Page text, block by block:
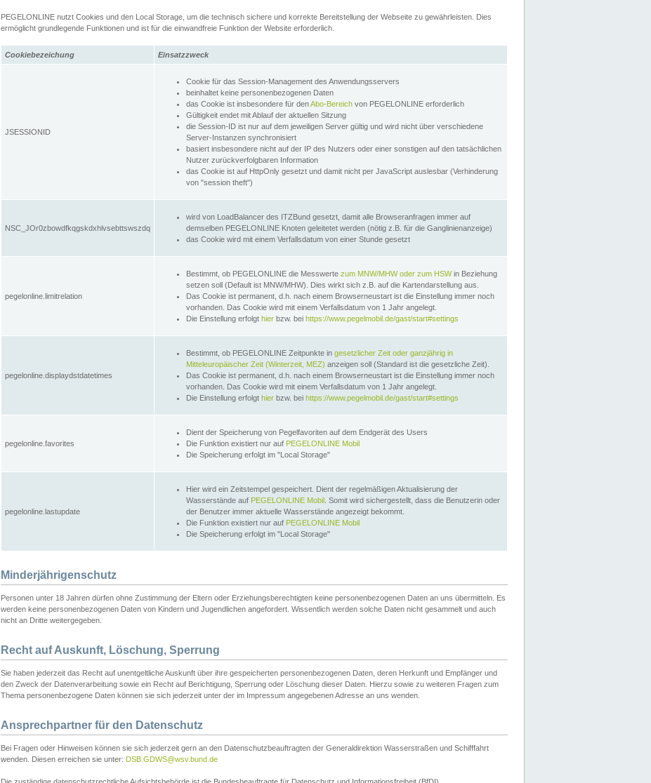
PEGELONLINE nutzt Cookies und den Local Storage, um die technisch sichere und korrekte Bereitstellung der Webseite zu gewährleisten. Dies
ermöglicht grundlegende Funktionen und ist für die einwandfreie Funktion der Website erforderlich.
Cookiebezeichung Einsatzzweck
JSESSIONID
Cookie für das Session-Management des Anwendungsservers
beinhaltet keine personenbezogenen Daten
das Cookie ist insbesondere für denAbo-Bereich von PEGELONLINE erforderlich
Gültigkeit endet mit Ablauf der aktuellen Sitzung
die Session-ID ist nur auf dem jeweiligen Server gültig und wird nicht über verschiedene
Server-Instanzen synchronisiert
basiert insbesondere nicht auf der IP des Nutzers oder einer sonstigen auf den tatsächlichen
Nutzer zurückverfolgbaren Information
das Cookie ist auf HttpOnly gesetzt und damit nicht per JavaScript auslesbar (Verhinderung
von "session theft")
NSC_JOr0zbowdfkqgskdxhlvsebttswszdq
wird von LoadBalancer des ITZBund gesetzt, damit alle Browseranfragen immer auf
demselben PEGELONLINE Knoten geleitetet werden (nötig z.B. für die Ganglinienanzeige)
das Cookie wird mit einem Verfallsdatum von einer Stunde gesetzt
pegelonline.limitrelation
Bestimmt, ob PEGELONLINE die Messwerte zum MNW/MHW oder zum HSWin Beziehung
setzen soll (Default ist MNW/MHW). Dies wirkt sich z.B. auf die Kartendarstellung aus.
Das Cookie ist permanent, d.h. nach einem Browserneustart ist die Einstellung immer noch
vorhanden. Das Cookie wird mit einem Verfallsdatum von 1 Jahr angelegt.
Die Einstellung erfolgt hier bzw. bei https://www.pegelmobil.de/gast/start#settings
pegelonline.displaydstdatetimes
Bestimmt, ob PEGELONLINE Zeitpunkte in gesetzlicher Zeit oder ganzjährig in
Mitteleuropäischer Zeit (Winterzeit, MEZ) anzeigen soll (Standard ist die gesetzliche Zeit).
Das Cookie ist permanent, d.h. nach einem Browserneustart ist die Einstellung immer noch
vorhanden. Das Cookie wird mit einem Verfallsdatum von 1 Jahr angelegt.
Die Einstellung erfolgt hier bzw. bei https://www.pegelmobil.de/gast/start#settings
pegelonline.favorites
Dient der Speicherung von Pegelfavoriten auf dem Endgerät des Users
Die Funktion existiert nur auf PEGELONLINE Mobil
Die Speicherung erfolgt im "Local Storage"
pegelonline.lastupdate
Hier wird ein Zeitstempel gespeichert. Dient der regelmäßigen Aktualisierung der
Wasserstände auf PEGELONLINE Mobil . Somit wird sichergestellt, dass die Benutzerin oder
der Benutzer immer aktuelle Wasserstände angezeigt bekommt.
Die Funktion existiert nur auf PEGELONLINE Mobil
Die Speicherung erfolgt im "Local Storage"
Minderjährigenschutz
Personen unter 18 Jahren dürfen ohne Zustimmung der Eltern oder Erziehungsberechtigten keine personenbezogenen Daten an uns übermitteln. Es
werden keine personenbezogenen Daten von Kindern und Jugendlichen angefordert. Wissentlich werden solche Daten nicht gesammelt und auch
nicht an Dritte weitergegeben.
Recht auf Auskunft, Löschung, Sperrung
Sie haben jederzeit das Recht auf unentgeltliche Auskunft über ihre gespeicherten personenbezogenen Daten, deren Herkunft und Empfänger und
den Zweck der Datenverarbeitung sowie ein Recht auf Berichtigung, Sperrung oder Löschung dieser Daten. Hierzu sowie zu weiteren Fragen zum
Thema personenbezogene Daten können sie sich jederzeit unter der im Impressum angegebenen Adresse an uns wenden.
Ansprechpartner für den Datenschutz
Bei Fragen oder Hinweisen können sie sich jederzeit gern an den Datenschutzbeauftragten der Generaldirektion Wasserstraßen und Schifffahrt
wenden. Diesen erreichen sie unter: DSB.GDWS@wsv.bund.de